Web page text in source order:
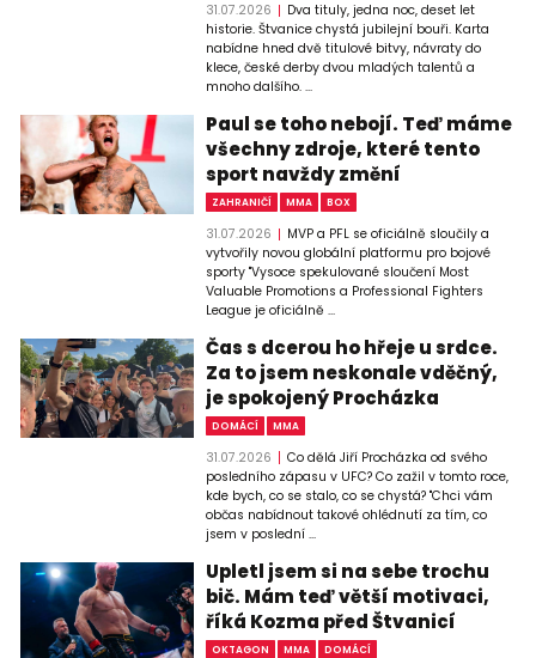
31.07.2026
Dva tituly, jedna noc, deset let
historie. Štvanice chystá jubilejní bouři. Karta
nabídne hned dvě titulové bitvy, návraty do
klece, české derby dvou mladých talentů a
mnoho dalšího. ...
Paul se toho nebojí. Teď máme
všechny zdroje, které tento
sport navždy změní
ZAHRANIČÍ MMA BOX
31.07.2026
MVP a PFL se oficiálně sloučily a
vytvořily novou globální platformu pro bojové
sporty "Vysoce spekulované sloučení Most
Valuable Promotions a Professional Fighters
League je oficiálně ...
Čas s dcerou ho hřeje u srdce.
Za to jsem neskonale vděčný,
je spokojený Procházka
DOMÁCÍ MMA
31.07.2026
Co dělá Jiří Procházka od svého
posledního zápasu v UFC? Co zažil v tomto roce,
kde bych, co se stalo, co se chystá? "Chci vám
občas nabídnout takové ohlédnutí za tím, co
jsem v poslední ...
Upletl jsem si na sebe trochu
bič. Mám teď větší motivaci,
říká Kozma před Štvanicí
OKTAGON MMA DOMÁCÍ